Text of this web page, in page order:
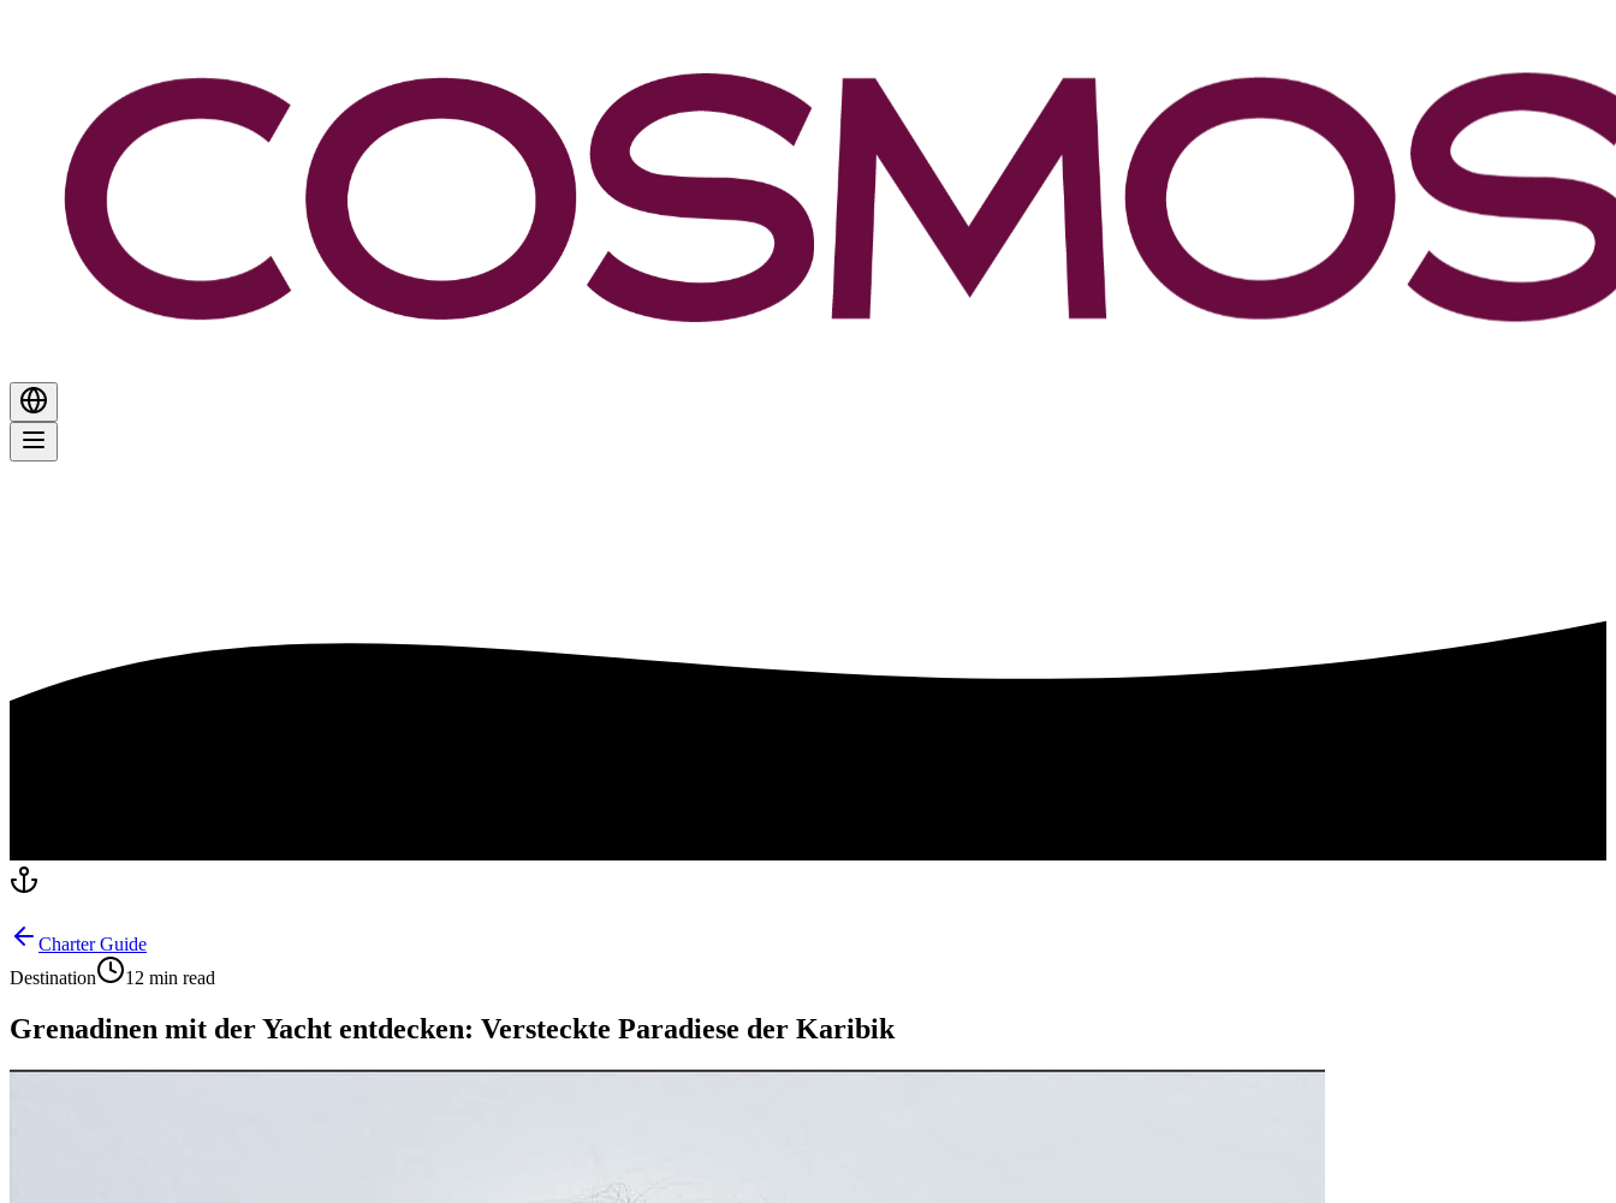
Charter Guide
Destination
12 min read
Grenadinen mit der Yacht entdecken: Versteckte Paradiese der Karibik